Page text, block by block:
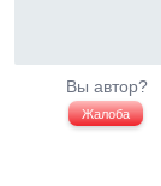
Вы автор?
Жалоба